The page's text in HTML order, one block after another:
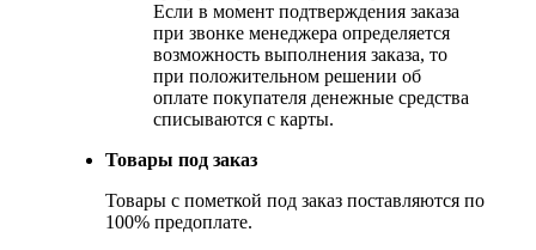
Если в момент подтверждения заказа
при звонке менеджера определяется
возможность выполнения заказа, то
при положительном решении об
оплате покупателя денежные средства
списываются с карты.
Товары под заказ
Товары с пометкой под заказ поставляются по
100% предоплате.